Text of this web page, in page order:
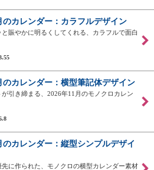
のカレンダー：カラフルデザイン
賑やかに明るくしてくれる、カラフルで面白
のカレンダー：横型筆記体デザイン
引き締まる、2026年11月のモノクロカレン
のカレンダー：縦型シンプルデザイ
に作られた、モノクロの横型カレンダー素材